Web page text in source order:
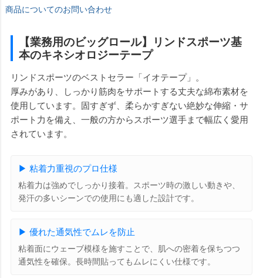
商品についてのお問い合わせ
【業務用のビッグロール】リンドスポーツ基
本のキネシオロジーテープ
リンドスポーツのベストセラー「イオテープ」。
厚みがあり、しっかり筋肉をサポートする丈夫な綿布素材を
使用しています。固すぎず、柔らかすぎない絶妙な伸縮・サ
ポート力を備え、一般の方からスポーツ選手まで幅広く愛用
されています。
▶ 粘着力重視のプロ仕様
粘着力は強めでしっかり接着。スポーツ時の激しい動きや、
発汗の多いシーンでの使用にも適した設計です。
▶ 優れた通気性でムレを防止
粘着面にウェーブ模様を施すことで、肌への密着を保ちつつ
通気性を確保。長時間貼ってもムレにくい仕様です。